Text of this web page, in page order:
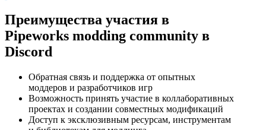
Преимущества участия в
Pipeworks modding community в
Discord
Обратная связь и поддержка от опытных
моддеров и разработчиков игр
Возможность принять участие в коллаборативных
проектах и создании совместных модификаций
Доступ к эксклюзивным ресурсам, инструментам